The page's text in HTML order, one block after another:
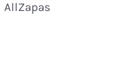
AllZapas